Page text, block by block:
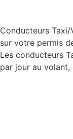
Conducteurs
sur votre permis
Les conducteurs
par jour au volant,